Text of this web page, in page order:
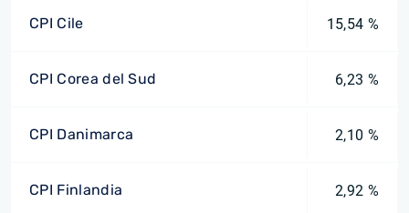
CPI Cile 15,54 %
CPI Corea del Sud 6,23 %
CPI Danimarca 2,10 %
CPI Finlandia 2,92 %